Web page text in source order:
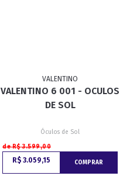
VALENTINO
VALENTINO 6 001 - OCULOS
DE SOL
Óculos de Sol
de R$ 3.599,00
R$ 3.059,15 COMPRAR